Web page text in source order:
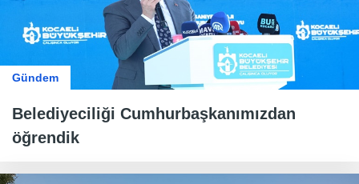
Gündem
Belediyeciliği Cumhurbaşkanımızdan
öğrendik